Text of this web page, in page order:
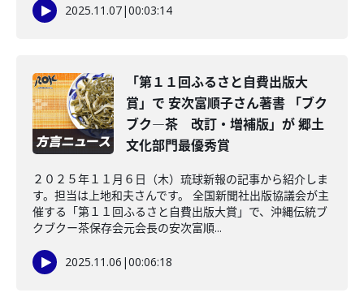
2025.11.07|00:03:14
「第１１回ふるさと自費出版大
賞」で 安次富順子さん著書 「ブク
ブク―茶 改訂・増補版」が 郷土
文化部門最優秀賞
２０２５年１１月６日（木）琉球新報の記事から紹介しま
す。担当は上地和夫さんです。 全国新聞社出版協議会が主
催する「第１１回ふるさと自費出版大賞」で、沖縄伝統ブ
クブクー茶保存会元会長の安次富順...
2025.11.06 |00:06:18